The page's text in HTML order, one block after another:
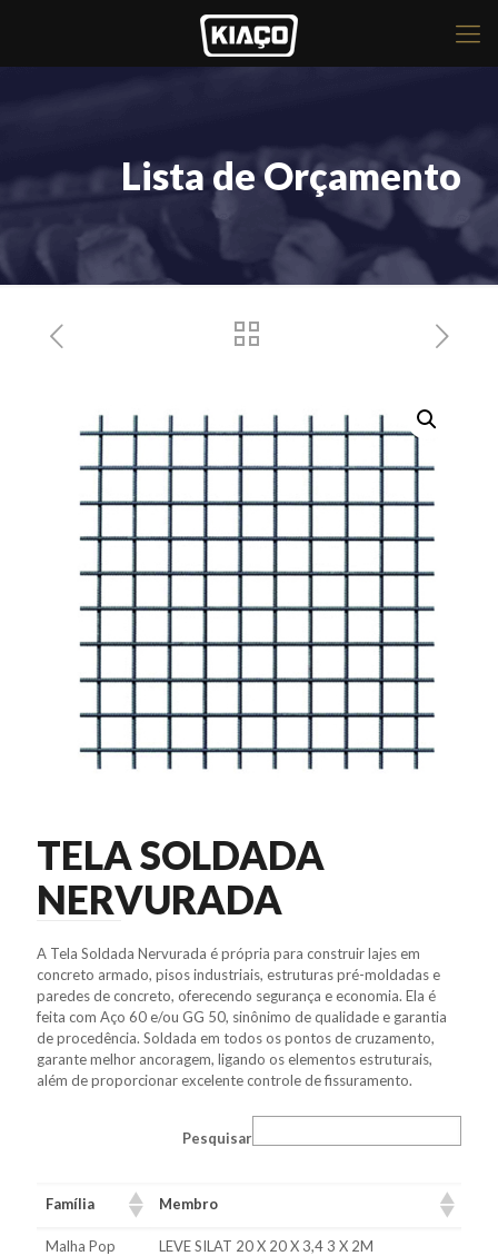
Lista de Orçamento
TELA SOLDADA
NERVURADA
A Tela Soldada Nervurada é própria para construir lajes em
concreto armado, pisos industriais, estruturas pré-moldadas e
paredes de concreto, oferecendo segurança e economia. Ela é
feita com Aço 60 e/ou GG 50, sinônimo de qualidade e garantia
de procedência. Soldada em todos os pontos de cruzamento,
garante melhor ancoragem, ligando os elementos estruturais,
além de proporcionar excelente controle de fissuramento.
Pesquisar
Família Membro
Malha Pop LEVE SILAT 20 X 20 X 3,4 3 X 2M